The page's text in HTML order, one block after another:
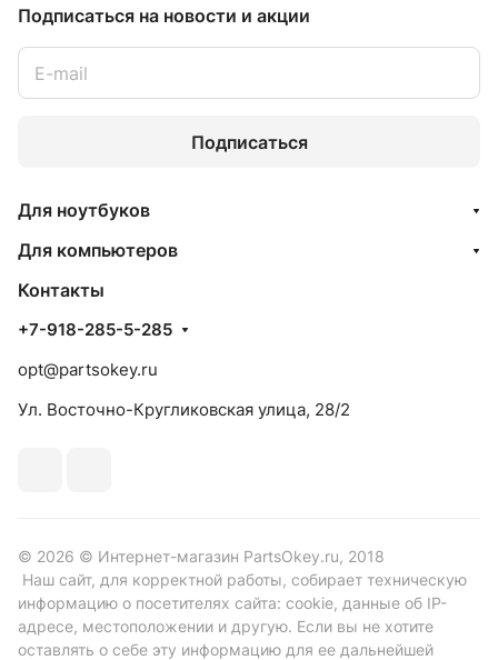
Подписаться на новости и акции
Подписаться
Для ноутбуков
Для компьютеров
Контакты
+7-918-285-5-285
opt@partsokey.ru
Ул. Восточно-Кругликовская улица, 28/2
© 2026 © Интернет-магазин PartsOkey.ru, 2018
Наш сайт, для корректной работы, собирает техническую
информацию о посетителях сайта: cookie, данные об IP-
адресе, местоположении и другую. Если вы не хотите
оставлять о себе эту информацию для ее дальнейшей